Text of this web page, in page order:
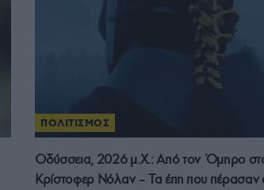
ΠΟΛΙΤΙΣΜΟΣ
Οδύσσεια, 2026 μ.Χ.: Από τον Όμηρο
Κρίστοφερ Νόλαν – Τα έπη που πέρασαν